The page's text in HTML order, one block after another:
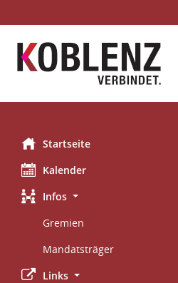
Startseite
Kalender
Infos
Gremien
Mandatsträger
Links